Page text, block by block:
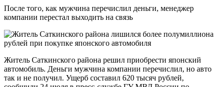
После того, как мужчина перечислил деньги, менеджер
компании перестал выходить на связь
Житель Саткинского района решил приобрести японский
автомобиль. Деньги мужчина компании перечислил, но авто
так и не получил. Ущерб составил 620 тысяч рублей,